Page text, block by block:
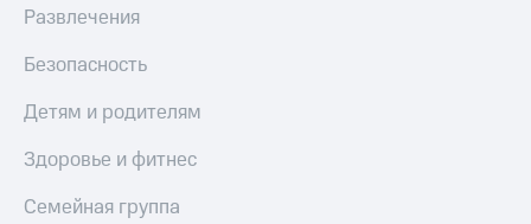
Развлечения
Безопасность
Детям и родителям
Здоровье и фитнес
Семейная группа